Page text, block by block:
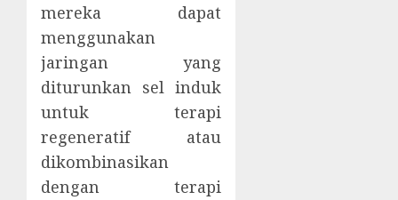
mereka dapat
menggunakan
jaringan yang
diturunkan sel induk
untuk terapi
regeneratif atau
dikombinasikan
dengan terapi